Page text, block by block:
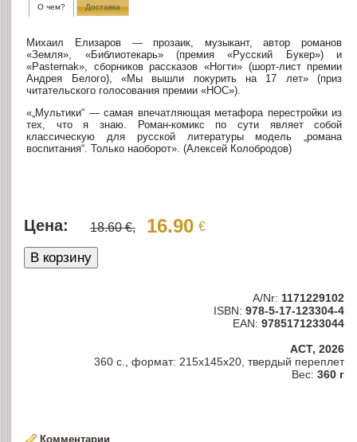
О чем? Доставка
Михаил Елизаров — прозаик, музыкант, автор романов
«Земля», «Библиотекарь» (премия «Русский Букер») и
«Pasternak», сборников рассказов «Ногти» (шорт-лист премии
Андрея Белого), «Мы вышли покурить на 17 лет» (приз
читательского голосования премии «НОС»).
«„Мультики“ — самая впечатляющая метафора перестройки из
тех, что я знаю. Роман-комикс по сути являет собой
классическую для русской литературы модель „романа
воспитания“. Только наоборот». (Алексей Колобродов)
Цена: 18.60 €, 16.90 €
A/Nr: 1171229102
ISBN: 978-5-17-123304-4
EAN: 9785171233044
АСТ, 2026
360 с., формат: 215x145x20, твердый переплет
Вес: 360 г
Комментарии